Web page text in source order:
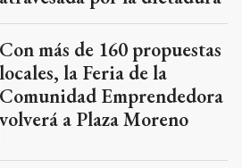
Con más de 160 propuestas
locales, la Feria de la
Comunidad Emprendedora
volverá a Plaza Moreno